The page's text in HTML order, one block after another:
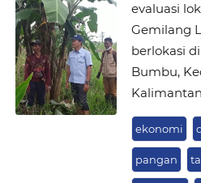
evaluasi
Gemilang
berlokasi
Bumbu,
ekonomi
pangan